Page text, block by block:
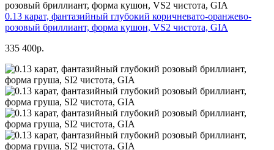
0.13 карат, фантазийный глубокий коричневато-оранжево-
розовый бриллиант, форма кушон, VS2 чистота, GIA
335 400р.